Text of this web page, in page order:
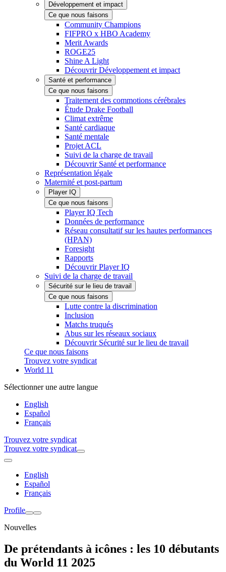
Développement et impact
Ce que nous faisons
Community Champions
FIFPRO x HBO Academy
Merit Awards
ROGE25
Shine A Light
Découvrir Développement et impact
Santé et performance
Ce que nous faisons
Traitement des commotions cérébrales
Étude Drake Football
Climat extrême
Santé cardiaque
Santé mentale
Projet ACL
Suivi de la charge de travail
Découvrir Santé et performance
Représentation légale
Maternité et post-partum
Player IQ
Ce que nous faisons
Player IQ Tech
Données de performance
Réseau consultatif sur les hautes performances
(HPAN)
Foresight
Rapports
Découvrir Player IQ
Suivi de la charge de travail
Sécurité sur le lieu de travail
Ce que nous faisons
Lutte contre la discrimination
Inclusion
Matchs truqués
Abus sur les réseaux sociaux
Découvrir Sécurité sur le lieu de travail
Ce que nous faisons
Trouvez votre syndicat
World 11
Sélectionner une autre langue
English
Español
Français
Trouvez votre syndicat
Trouvez votre syndicat
English
Español
Français
Profile
Nouvelles
De prétendants à icônes : les 10 débutants
du World 11 2025